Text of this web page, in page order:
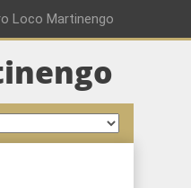
Loco Martinengo